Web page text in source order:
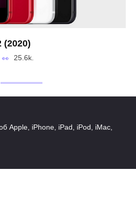
(2020)
25.6k.
Apple, iPhone, iPad, iPod, iMac,